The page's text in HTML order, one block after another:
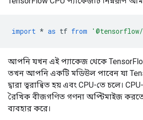
import * as tf from
আপনি যখন এই প্যাকেজ থেকে
তখন আপনি একটি মডিউল পাবেন যা
দ্বারা ত্বরান্বিত হয় এবং CPU-তে চলে।
রৈখিক বীজগণিত গণনা অপ্টিমাইজ করতে
ব্যবহার করে।